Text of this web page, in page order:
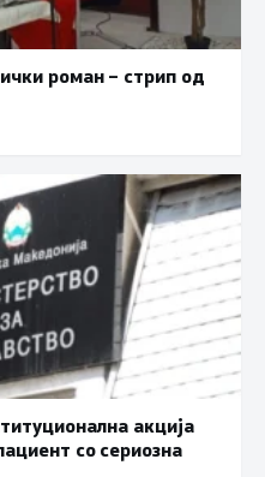
роман – стрип од
акција
со сериозна